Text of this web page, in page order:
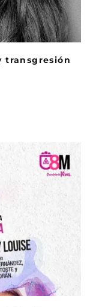
transgresión